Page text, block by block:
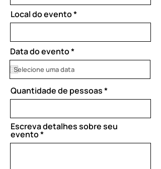
Local do evento
Data do evento*r
e
q
u
i
r
e
Quantidade de pessoas
Escreva detalhes sobre seu
evento